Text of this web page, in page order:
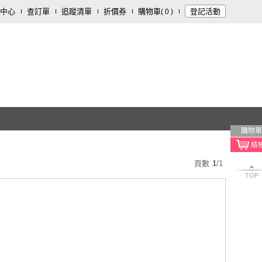
心 查訂單 追蹤清單 折價券 購物車( 0 ) 登記活動
購物車
TOP
頁數 1/1